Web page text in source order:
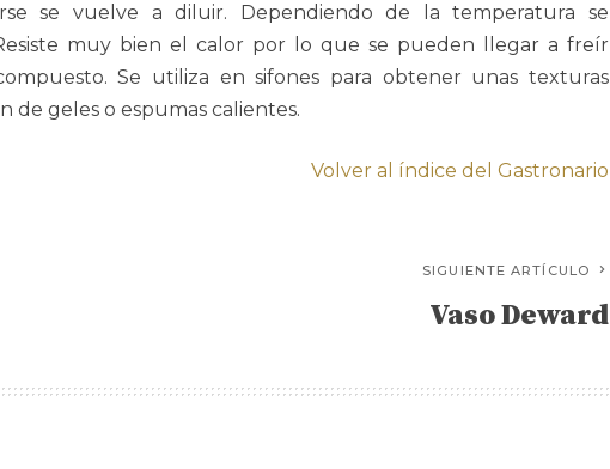
se vuelve a diluir. Dependiendo de la temperatura se
muy bien el calor por lo que se pueden llegar a freír
Se utiliza en sifones para obtener unas texturas
de geles o espumas calientes.
Volver al índice del Gastronario
SIGUIENTE ARTÍCULO
Vaso Deward